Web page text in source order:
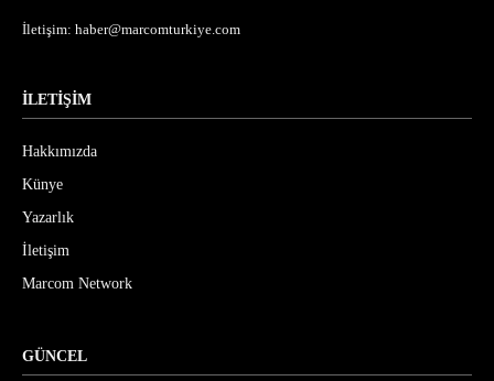
İletişim: haber@marcomturkiye.com
İLETİŞİM
Hakkımızda
Künye
Yazarlık
İletişim
Marcom Network
GÜNCEL